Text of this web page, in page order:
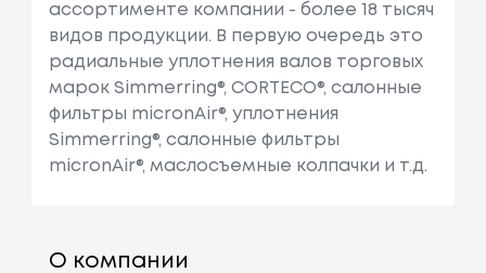
ассортименте компании - более 18 тысяч
видов продукции. В первую очередь это
радиальные уплотнения валов торговых
марок Simmerring®, CORTECO®, салонные
фильтры micronAir®, уплотнения
Simmerring®, салонные фильтры
micronAir®, маслосъемные колпачки и т.д.
О компании